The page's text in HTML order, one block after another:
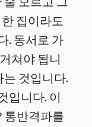
집이라도
. 동서로 가
쳐야 됩니
는 것입니다.
입니다. 이
통반격파를